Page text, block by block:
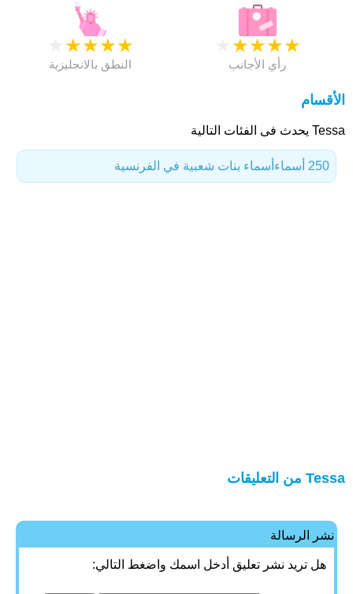
★
★
★
★
النطق بالانجليزية
★
★
★
★
رأي الأجانب
الأقسام
Tessa يحدث فى الفئات التالية
أسماء بنات شعبية في الفرنسية 250 أسماء
Tessa من التعليقات
نشر الرسالة
هل تريد نشر تعليق أدخل اسمك واضغط التالي: